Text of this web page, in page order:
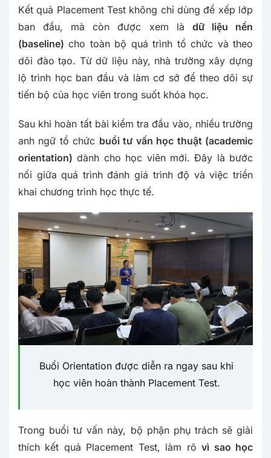
Kết quả Placement Test không chỉ dùng để xếp lớp
ban đầu, mà còn được xem là dữ liệu nền
(baseline) cho toàn bộ quá trình tổ chức và theo
dõi đào tạo. Từ dữ liệu này, nhà trường xây dựng
lộ trình học ban đầu và làm cơ sở để theo dõi sự
tiến bộ của học viên trong suốt khóa học.
Sau khi hoàn tất bài kiểm tra đầu vào, nhiều trường
anh ngữ tổ chức buổi tư vấn học thuật (academic
orientation) dành cho học viên mới. Đây là bước
nối giữa quá trình đánh giá trình độ và việc triển
khai chương trình học thực tế.
Buổi Orientation được diễn ra ngay sau khi
học viên hoàn thành Placement Test.
Trong buổi tư vấn này, bộ phận phụ trách sẽ giải
thích kết quả Placement Test, làm rõvì sao học